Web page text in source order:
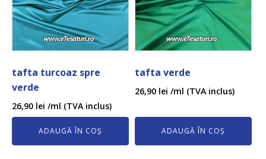
tafta turcoaz spre
verde
26,90 lei /ml (TVA inclus)
ADAUGĂ ÎN COȘ
tafta verde
26,90 lei /ml (TVA inclus)
ADAUGĂ ÎN COȘ